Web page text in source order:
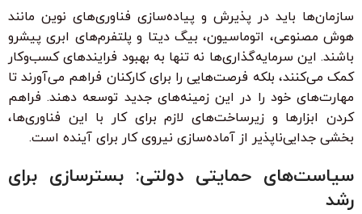
سازمان‌ها باید در پذیرش و پیاده‌سازی فناوری‌های نوین مانند
هوش مصنوعی، اتوماسیون، بیگ دیتا و پلتفرم‌های ابری پیشرو
باشند. این سرمایه‌گذاری‌ها نه تنها به بهبود فرایندهای کسب‌وکار
کمک می‌کنند، بلکه فرصت‌هایی را برای کارکنان فراهم می‌آورند تا
مهارت‌های خود را در این زمینه‌های جدید توسعه دهند. فراهم
کردن ابزارها و زیرساخت‌های لازم برای کار با این فناوری‌ها،
بخشی جدایی‌ناپذیر از آماده‌سازی نیروی کار برای آینده است.
سیاست‌های حمایتی دولتی: بسترسازی برای
رشد